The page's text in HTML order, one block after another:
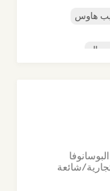
هاوس
شائعة